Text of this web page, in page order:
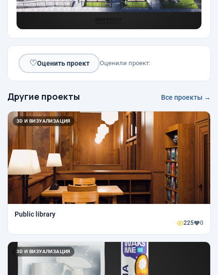
♡Оценить проект Оценили проект:
Другие проекты Все проекты →
3D И ВИЗУАЛИЗАЦИЯ
Public library
225 0
3D И ВИЗУАЛИЗАЦИЯ